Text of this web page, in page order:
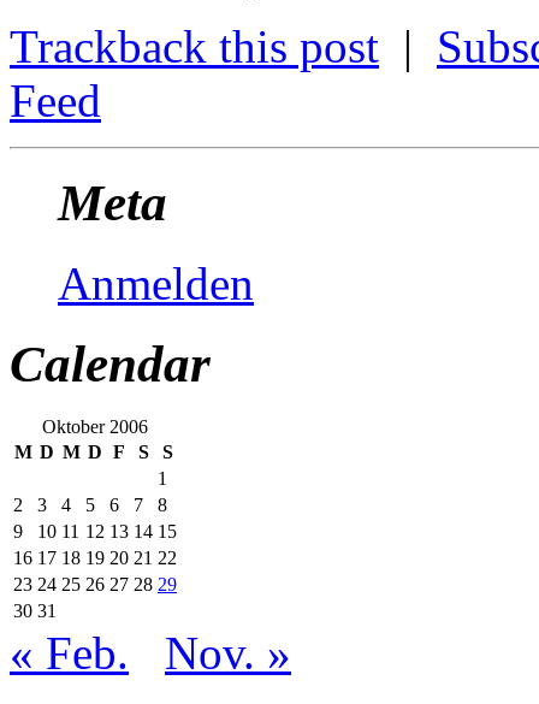
Trackback this post |
Feed
Meta
Anmelden
Calendar
Oktober 2006
M D M D F S
S
1
2
3 4 5 6 7
8
9
10 11 12 13 14 15
16 17 18 19 20 21 22
23 24 25 26 27 28 29
30 31
« Feb. Nov. »